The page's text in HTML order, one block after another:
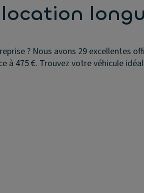
? Nous avons 29
à 475 €. Trouvez votre véhicule